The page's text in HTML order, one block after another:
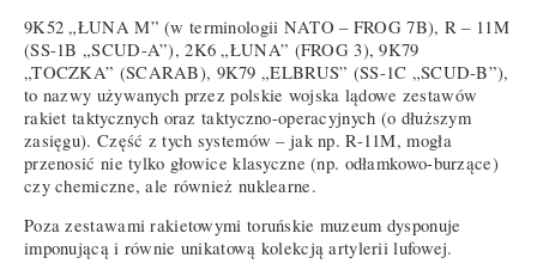
9K52 „ŁUNA M” (w terminologii NATO – FROG 7B), R – 11M
(SS-1B „SCUD-A”), 2K6 „ŁUNA” (FROG 3), 9K79
„TOCZKA” (SCARAB), 9K79 „ELBRUS” (SS-1C „SCUD-B”),
to nazwy używanych przez polskie wojska lądowe zestawów
rakiet taktycznych oraz taktyczno-operacyjnych (o dłuższym
zasięgu). Część z tych systemów – jak np. R-11M, mogła
przenosić nie tylko głowice klasyczne (np. odłamkowo-burzące)
czy chemiczne, ale również nuklearne.
Poza zestawami rakietowymi toruńskie muzeum dysponuje
imponującą i równie unikatową kolekcją artylerii lufowej.